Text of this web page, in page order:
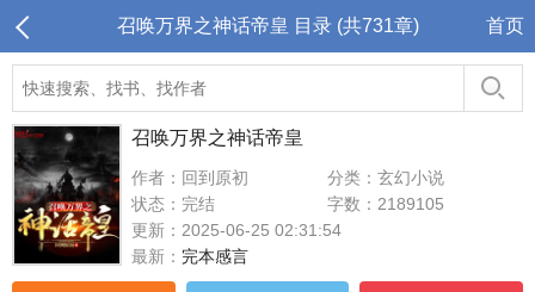
召唤万界之神话帝皇 目录 (共731章) 首页
召唤万界之神话帝皇
作者：回到原初
分类：玄幻小说
状态：完结
字数：2189105
更新：2025-06-25 02:31:54
最新： 完本感言